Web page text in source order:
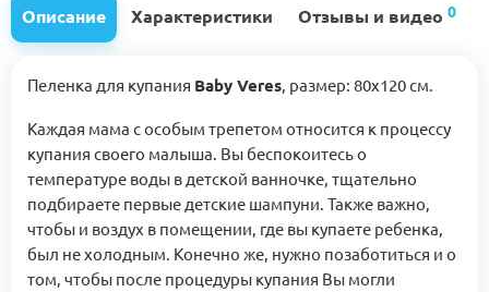
Описание Характеристики Отзывы и видео 0
Пеленка для купания Baby Veres , размер: 80х120 см.
Каждая мама с особым трепетом относится к процессу
купания своего малыша. Вы беспокоитесь о
температуре воды в детской ванночке, тщательно
подбираете первые детские шампуни. Также важно,
чтобы и воздух в помещении, где вы купаете ребенка,
был не холодным. Конечно же, нужно позаботиться и о
том, чтобы после процедуры купания Вы могли